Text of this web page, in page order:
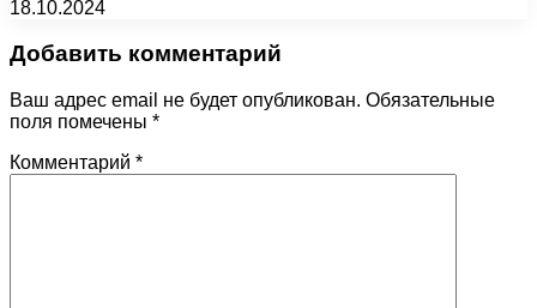
18.10.2024
Добавить комментарий
Ваш адрес email не будет опубликован. Обязательные
поля помечены *
Комментарий *